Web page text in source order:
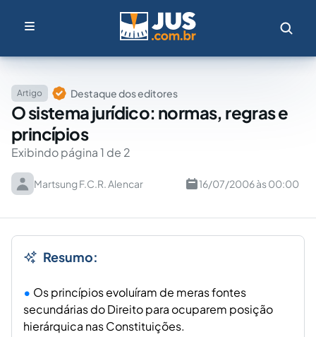
Artigo Destaque dos editores
O sistema jurídico: normas, regras e
princípios
Exibindo página 1 de 2
Martsung F.C.R. Alencar 16/07/2006 às 00:00
Resumo:
Os princípios evoluíram de meras fontes
secundárias do Direito para ocuparem posição
hierárquica nas Constituições.